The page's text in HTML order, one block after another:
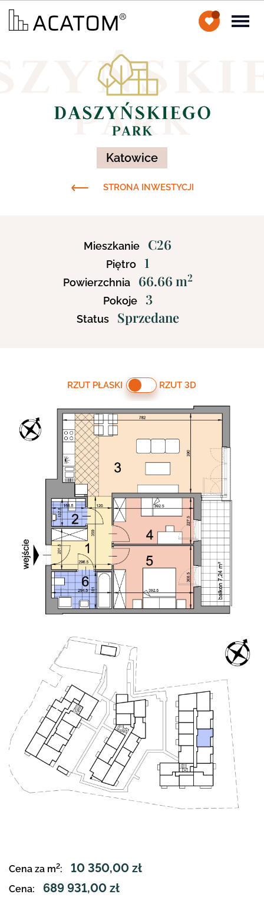
Katowice
STRONA INWESTYCJI
Mieszkanie C26
Piętro 1
Powierzchnia 66.66 m2
Pokoje 3
Status Sprzedane
RZUT PŁASKI RZUT 3D
Cena za m2: 10 350,00 zł
Cena: 689 931,00 zł